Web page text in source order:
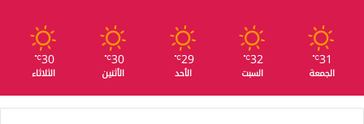
31
℃
الجمعة
32
℃
السبت
29
℃
الأحد
30
℃
الأثنين
30
℃
الثلاثاء